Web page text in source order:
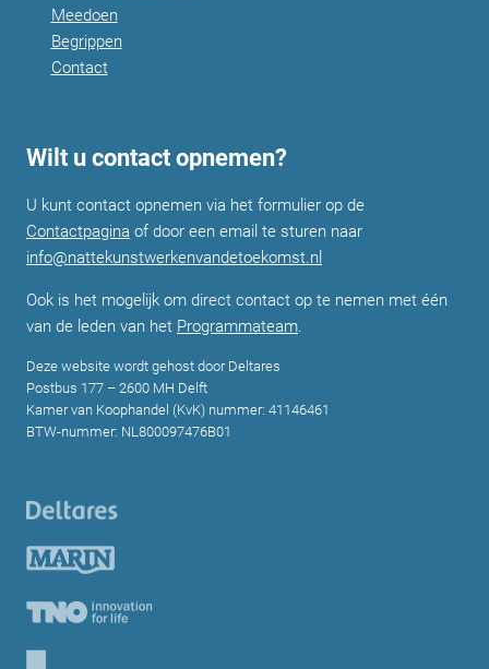
Meedoen
Begrippen
Contact
Wilt u contact opnemen?
U kunt contact opnemen via het formulier op de
Contactpagina of door een email te sturen naar
info@nattekunstwerkenvandetoekomst.nl
Ook is het mogelijk om direct contact op te nemen met één
van de leden van het Programmateam.
Deze website wordt gehost door Deltares
Postbus 177 – 2600 MH Delft
Kamer van Koophandel (KvK) nummer: 41146461
BTW-nummer: NL800097476B01